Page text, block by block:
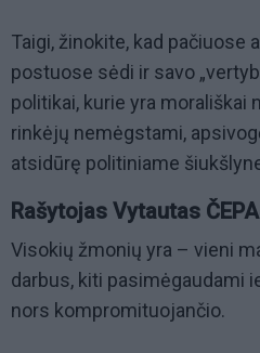
Taigi, žinokite, kad pačiuose
postuose sėdi ir savo
politikai, kurie yra morališkai
rinkėjų nemėgstami,
atsidūrę politiniame
Rašytojas Vytautas
Visokių žmonių yra – vieni
darbus, kiti pasimėgaudami
nors kompromituojančio.